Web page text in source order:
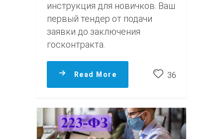
инструкция для новичков. Ваш
первый тендер от подачи
заявки до заключения
госконтракта.
Read More 36